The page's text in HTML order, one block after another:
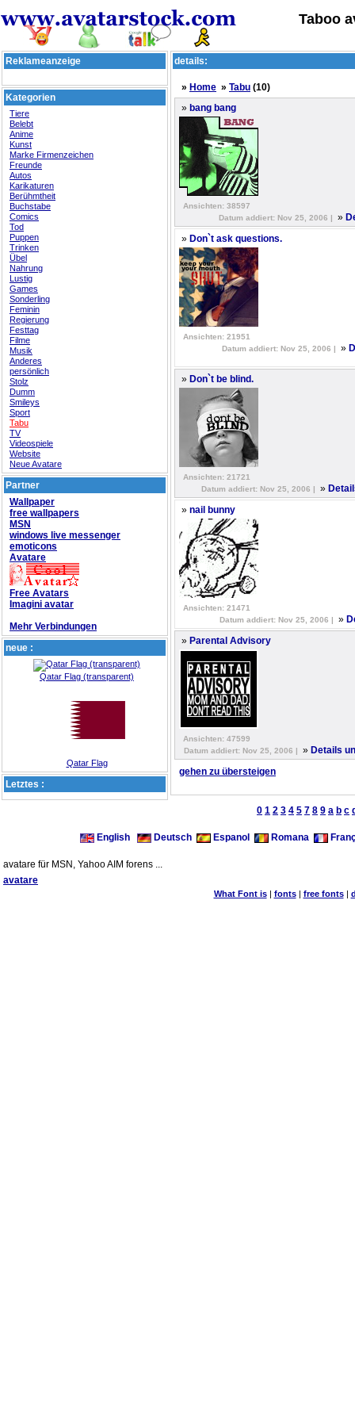
Taboo
Reklameanzeige
Kategorien
Tiere
Belebt
Anime
Kunst
Marke Firmenzeichen
Freunde
Autos
Karikaturen
Berühmtheit
Buchstabe
Comics
Tod
Puppen
Trinken
Übel
Nahrung
Lustig
Games
Sonderling
Feminin
Regierung
Festtag
Filme
Musik
Anderes
persönlich
Stolz
Dumm
Smileys
Sport
Tabu
TV
Videospiele
Website
Neue Avatare
Partner
Wallpaper
free wallpapers
MSN
windows live messenger
emoticons
Avatare
Free Avatars
Imagini avatar
Mehr Verbindungen
neue :
Qatar Flag (transparent)
Qatar Flag
Letztes :
details:
» Home » Tabu (10)
» bang bang
Ansichten: 38597
Datum addiert: Nov 25, 2006 |
»
» Don`t ask questions.
Ansichten: 21951
Datum addiert: Nov 25, 2006 |
»
» Don`t be blind.
Ansichten: 21721
Datum addiert: Nov 25, 2006 |
»
» nail bunny
Ansichten: 21471
Datum addiert: Nov 25, 2006 |
»
» Parental Advisory
Ansichten: 47599
Datum addiert: Nov 25, 2006 |
» Details
gehen zu übersteigen
0 1 2 3 4 5 7 8 9 a b c
English Deutsch Espanol Romana
avatare für MSN, Yahoo AIM forens ...
avatare
What Font is| fonts| free fonts|